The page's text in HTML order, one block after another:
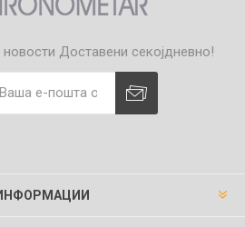
новости Доставени секојдневно!